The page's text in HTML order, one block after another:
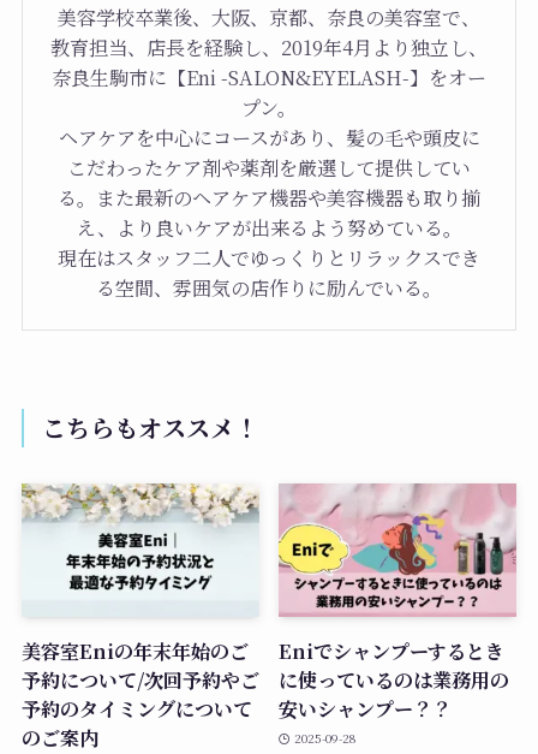
美容学校卒業後、大阪、京都、奈良の美容室で、
教育担当、店長を経験し、2019年4月より独立し、
奈良生駒市に【Eni -SALON&EYELASH-】をオー
プン。
ヘアケアを中心にコースがあり、髪の毛や頭皮に
こだわったケア剤や薬剤を厳選して提供してい
る。また最新のヘアケア機器や美容機器も取り揃
え、より良いケアが出来るよう努めている。
現在はスタッフ二人でゆっくりとリラックスでき
る空間、雰囲気の店作りに励んでいる。
こちらもオススメ！
美容室Eniの年末年始のご
予約について/次回予約やご
予約のタイミングについて
のご案内
Eniでシャンプーするとき
に使っているのは業務用の
安いシャンプー？？
2025-09-28